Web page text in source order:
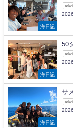
海日記
海日記
50
海日記
サ